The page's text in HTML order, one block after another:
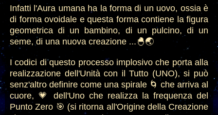
Infatti l'Aura umana ha la forma di un uovo, ossia è
di forma ovoidale e questa forma contiene la figura
geometrica di un bambino, di un pulcino, di un
seme, di una nuova creazione ...🐣🌏
I codici di questo processo implosivo che porta alla
realizzazione dell'Unità con il Tutto (UNO), si può
senz'altro definire come una spirale 🌀 che arriva al
cuore, 💗 dell'Uno che realizza la frequenza del
Punto Zero 🎯 (si ritorna all'Origine della Creazione